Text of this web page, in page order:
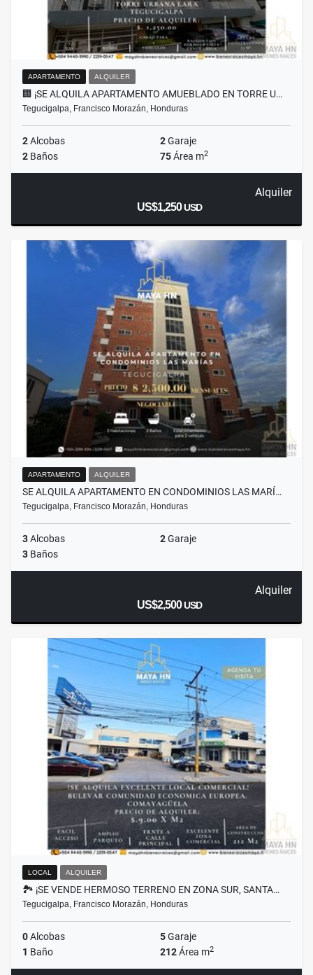
APARTAMENTO ALQUILER
🏢 ¡SE ALQUILA APARTAMENTO AMUEBLADO EN TORRE U…
Tegucigalpa, Francisco Morazán, Honduras
2Alcobas 2Garaje
2 Baños 75Área m2
Alquiler
US$1,250USD
APARTAMENTO ALQUILER
SE ALQUILA APARTAMENTO EN CONDOMINIOS LAS MARÍ…
Tegucigalpa, Francisco Morazán, Honduras
3Alcobas 2Garaje
3 Baños
Alquiler
US$2,500USD
LOCAL ALQUILER
🏞️ ¡SE VENDE HERMOSO TERRENO EN ZONA SUR, SANTA…
Tegucigalpa, Francisco Morazán, Honduras
0Alcobas 5Garaje
1 Baño 212Área m2